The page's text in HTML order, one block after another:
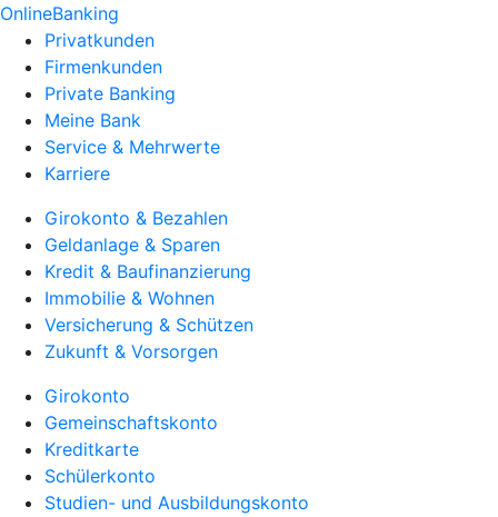
OnlineBanking
Privatkunden
Firmenkunden
Private Banking
Meine Bank
Service & Mehrwerte
Karriere
Girokonto & Bezahlen
Geldanlage & Sparen
Kredit & Baufinanzierung
Immobilie & Wohnen
Versicherung & Schützen
Zukunft & Vorsorgen
Girokonto
Gemeinschaftskonto
Kreditkarte
Schülerkonto
Studien- und Ausbildungskonto